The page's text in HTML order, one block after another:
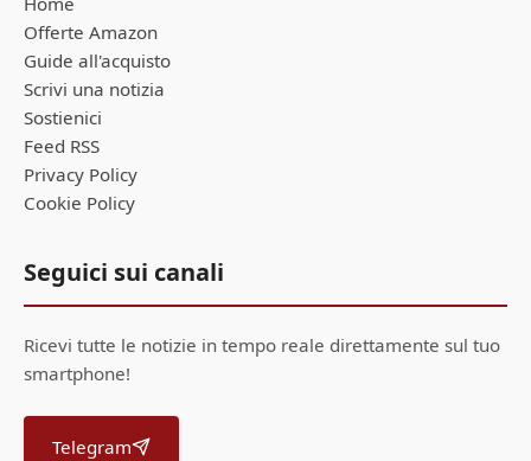
Offerte Amazon
Guide all'acquisto
Scrivi una notizia
Sostienici
Feed RSS
Privacy Policy
Cookie Policy
Seguici sui canali
Ricevi tutte le notizie in tempo reale direttamente sul tuo
smartphone!
Telegram